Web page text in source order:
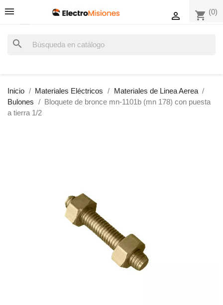
shopping_cart (0)

search
Inicio Materiales Eléctricos
Materiales de Linea Aerea
Bulones
Bloquete de bronce mn-1101b (mn 178) con puesta
a tierra 1/2